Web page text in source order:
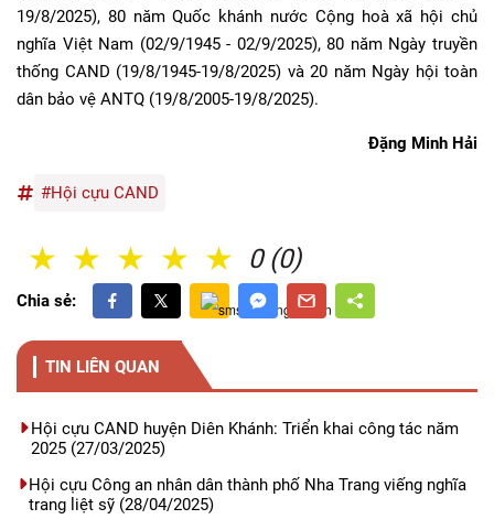
19/8/2025), 80 năm Quốc khánh nước Cộng hoà xã hội chủ
nghĩa Việt Nam (02/9/1945 - 02/9/2025), 80 năm Ngày truyền
thống CAND (19/8/1945-19/8/2025) và 20 năm Ngày hội toàn
dân bảo vệ ANTQ (19/8/2005-19/8/2025).
Đặng Minh Hải
#Hội cựu CAND
0 (0)
5 Sao
4 Sao
3 Sao
2 Sao
1 Sao
Chia sẻ:
TIN LIÊN QUAN
Hội cựu CAND huyện Diên Khánh: Triển khai công tác năm
2025(27/03/2025)
Hội cựu Công an nhân dân thành phố Nha Trang viếng nghĩa
trang liệt sỹ (28/04/2025)